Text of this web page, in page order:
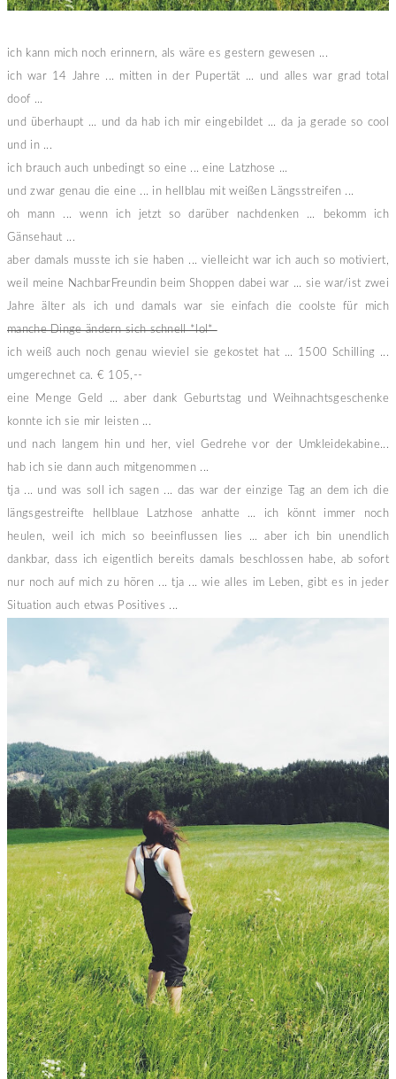
ich kann mich noch erinnern, als wäre es gestern gewesen ...
ich war 14 Jahre ... mitten in der Pupertät ... und alles war grad total
doof ...
und überhaupt ... und da hab ich mir eingebildet ... da ja gerade so cool
und in ...
ich brauch auch unbedingt so eine ... eine Latzhose ...
und zwar genau die eine ... in hellblau mit weißen Längsstreifen ...
oh mann ... wenn ich jetzt so darüber nachdenken ... bekomm ich
Gänsehaut ...
aber damals musste ich sie haben ... vielleicht war ich auch so motiviert,
weil meine NachbarFreundin beim Shoppen dabei war ... sie war/ist zwei
Jahre älter als ich und damals war sie einfach die coolste für mich
manche Dinge ändern sich schnell *lol*
ich weiß auch noch genau wieviel sie gekostet hat ... 1500 Schilling ...
umgerechnet ca. € 105,--
eine Menge Geld ... aber dank Geburtstag und Weihnachtsgeschenke
konnte ich sie mir leisten ...
und nach langem hin und her, viel Gedrehe vor der Umkleidekabine...
hab ich sie dann auch mitgenommen ...
tja ... und was soll ich sagen ... das war der einzige Tag an dem ich die
längsgestreifte hellblaue Latzhose anhatte ... ich könnt immer noch
heulen, weil ich mich so beeinflussen lies ... aber ich bin unendlich
dankbar, dass ich eigentlich bereits damals beschlossen habe, ab sofort
nur noch auf mich zu hören ... tja ... wie alles im Leben, gibt es in jeder
Situation auch etwas Positives ...